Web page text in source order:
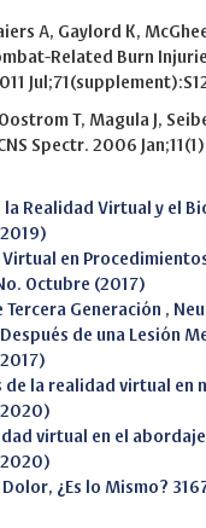
A, Gaylord K,
Related Burn
T, Magula J,
Spectr. 2006
la Realidad Virtual y el
Virtual en
Octubre (2017)
Generación ,
de una Lesión
de la realidad virtual
virtual en el
¿Es lo Mismo?